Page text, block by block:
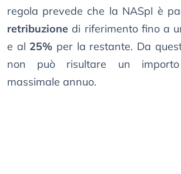
regola prevede che la NASpI è
retribuzione di riferimento fino a
e al 25% per la restante. Da
non può risultare un
massimale annuo.